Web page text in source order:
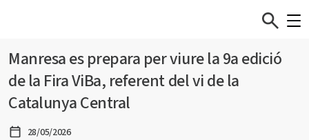
Manresa es prepara per viure la 9a edició
de la Fira ViBa, referent del vi de la
Catalunya Central
28/05/2026